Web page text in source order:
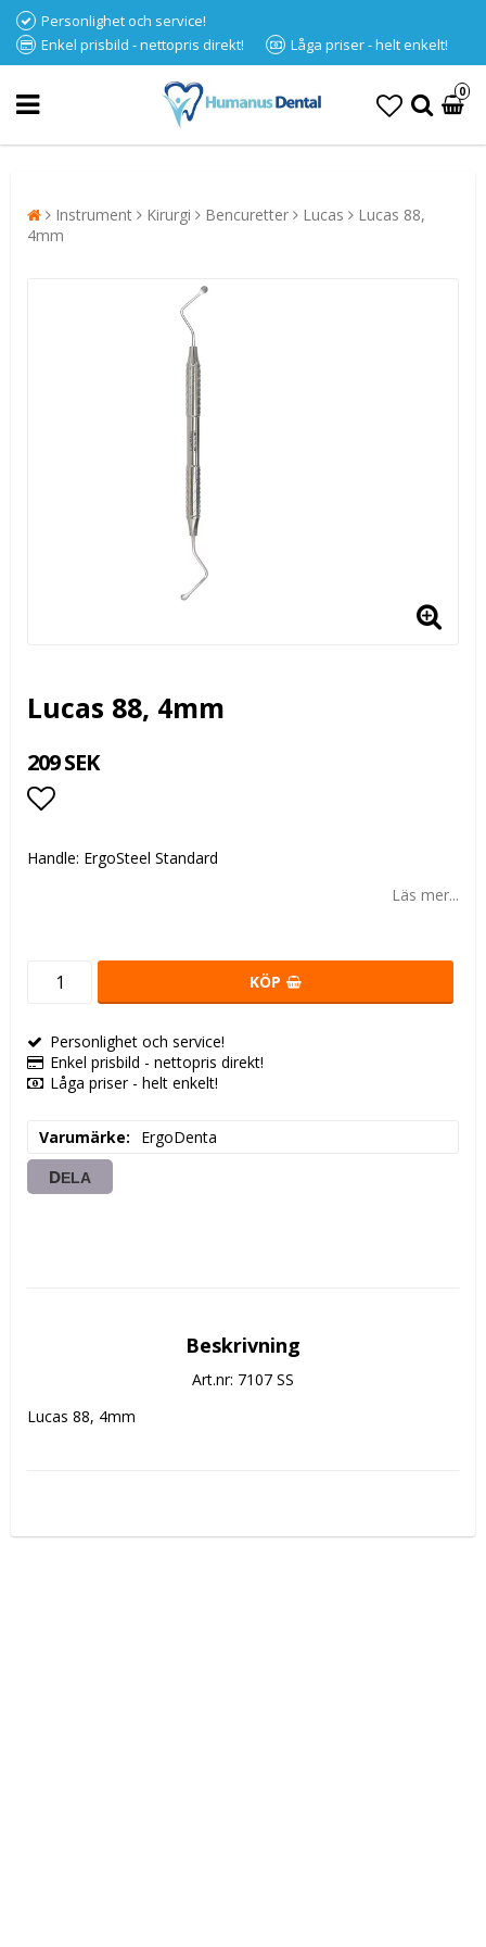
Personlighet och service!
Enkel prisbild - nettopris direkt!
Låga priser - helt enkelt!
0
Instrument Kirurgi Bencuretter Lucas
Lucas 88,
4mm
Lucas 88, 4mm
209 SEK
Handle: ErgoSteel Standard
Läs mer...
KÖP
Personlighet och service!
Enkel prisbild - nettopris direkt!
Låga priser - helt enkelt!
Varumärke ErgoDenta
DELA
Beskrivning
Art.nr: 7107 SS
Lucas 88, 4mm